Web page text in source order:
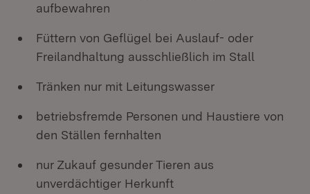
aufbewahren
Füttern von Geflügel bei Auslauf- oder
Freilandhaltung ausschließlich im Stall
Tränken nur mit Leitungswasser
betriebsfremde Personen und Haustiere von
den Ställen fernhalten
nur Zukauf gesunder Tieren aus
unverdächtiger Herkunft